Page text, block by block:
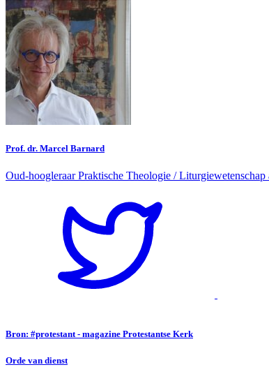
Prof. dr. Marcel Barnard
Oud-hoogleraar Praktische Theologie /
Bron: #protestant - magazine Protestantse Kerk
Orde van dienst